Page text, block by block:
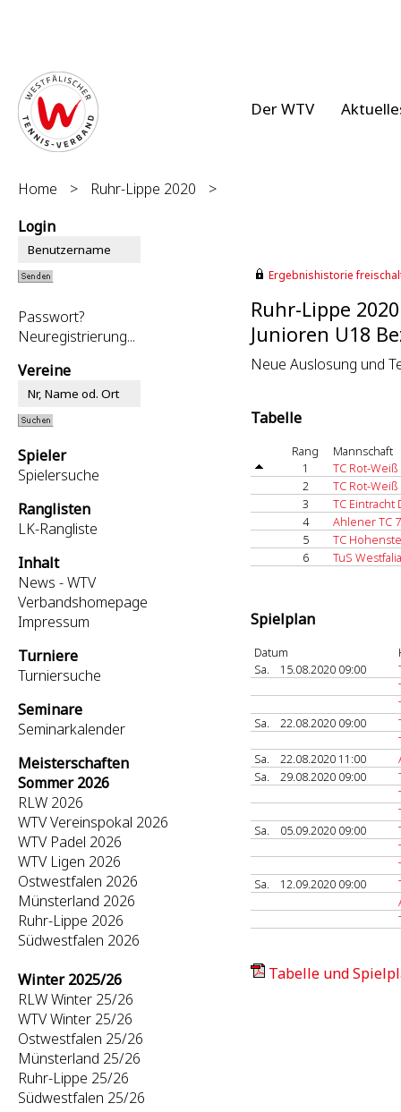
Der WTV
Home > Ruhr-Lippe 2020
>
Login
Passwort?
Neuregistrierung...
Vereine
Spieler
Spielersuche
Ranglisten
LK-Rangliste
Inhalt
News - WTV
Verbandshomepage
Impressum
Turniere
Turniersuche
Seminare
Seminarkalender
Meisterschaften
Sommer 2026
RLW 2026
WTV Vereinspokal 2026
WTV Padel 2026
WTV Ligen 2026
Ostwestfalen 2026
Münsterland 2026
Ruhr-Lippe 2026
Südwestfalen 2026
Winter 2025/26
RLW Winter 25/26
WTV Winter 25/26
Ostwestfalen 25/26
Münsterland 25/26
Ruhr-Lippe 25/26
Südwestfalen 25/26
Ergebnishistorie
Ruhr-Lippe 2020
Junioren U18
Neue Auslosung und
Tabelle
Rang
Mannschaft
1
TC Rot-
2
TC Rot-
3
TC
4
Ahlener TC
5
TC
6
TuS
Spielplan
Datum
Sa.
15.08.2020 09:00
Sa.
22.08.2020 09:00
Sa.
22.08.2020 11:00
Sa.
29.08.2020 09:00
Sa.
05.09.2020 09:00
Sa.
12.09.2020 09:00
Tabelle und